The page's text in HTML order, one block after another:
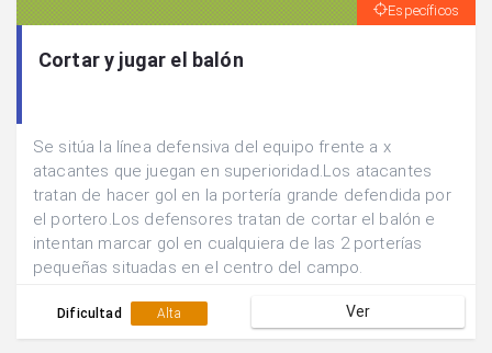
Específicos
Cortar y jugar el balón
Se sitúa la línea defensiva del equipo frente a x
atacantes que juegan en superioridad.Los atacantes
tratan de hacer gol en la portería grande defendida por
el portero.Los defensores tratan de cortar el balón e
intentan marcar gol en cualquiera de las 2 porterías
pequeñas situadas en el centro del campo.
Dificultad Alta Ver